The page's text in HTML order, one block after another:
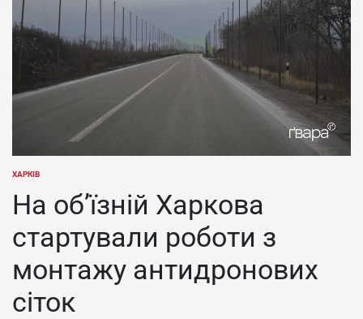
ОПУБЛІКУВАТИ
ХАРКІВ
На об’їзній Харкова
стартували роботи з
монтажу антидронових
сіток